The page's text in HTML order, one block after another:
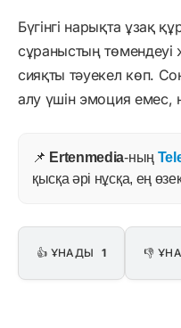
Бүгінгі нарықта ұзақ
сұраныстың
сияқты тәуекел көп.
алу үшін эмоция емес,
📌 Ertenmedia-ның
қысқа әрі нұсқа, ең
👍 ҰНАДЫ 1 👎